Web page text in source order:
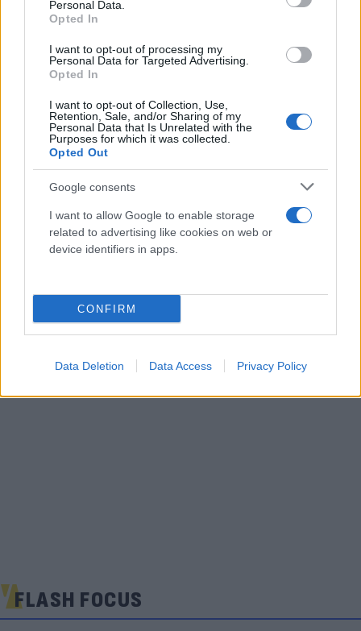
Personal Data.
Opted In
I want to opt-out of processing my
Personal Data for Targeted Advertising.
Opted In
I want to opt-out of Collection, Use,
Retention, Sale, and/or Sharing of my
Personal Data that Is Unrelated with the
Purposes for which it was collected.
Opted Out
Google consents
I want to allow Google to enable storage
related to advertising like cookies on web or
device identifiers in apps.
CONFIRM
Data Deletion Data Access Privacy Policy
FLASH FOCUS